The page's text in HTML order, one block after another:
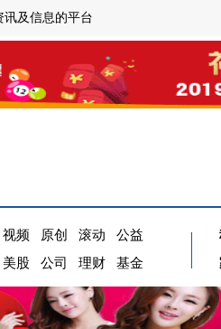
讯及信息的平台
视频 原创 滚动
公益
美股 公司 理财 基金